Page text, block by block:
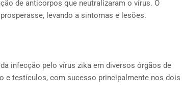
de anticorpos que neutralizaram o vírus. O
levando a sintomas e lesões.
infecção pelo vírus zika em diversos órgãos de
e testículos, com sucesso principalmente nos dois